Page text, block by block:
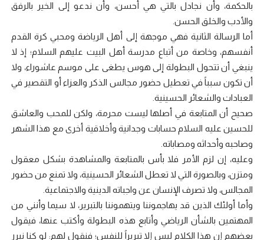
بالحكمة، وأن نجادل بالتي هي أحسن، وأن ندعو إلى الخير بالرفق
والأدب والخلق الحسن.
أما الرسالة الثانية فهي موجهة إلى أهل الرياضة ومحبي كرة القدم
أنفسهم، وخاصة من أتباع مدرسة أهل البيت عليهم السلام؛ إذ لا
ينبغي أن تتحول البطولة إلى هوس يطغى على موسم عاشوراء، ولا
أن تكون سبباً في تعطيل حضور مجالس الذكر والعزاء أو التقصير في
العبادات والشعائر الحسينية.
صحيح أن المتابعة في أصلها ليست محرمة، ولكن للمحب والعاشق
للحسين عليه السلام حسابات وجدانية وأخلاقية أخرى مع هذا الشهر
وصاحبه وأحداثه ومصاباته.
وعليه، إن لزم الأمر فلا بأس بالمتابعة والمشاهدة بشكل معقول
ومتزن، وبالصورة التي لا تعطل الشعائر الحسينية، ولا تمنع من حضور
المجالس، ولا تصرف الإنسان عن واجباته الدينية والاجتماعية.
وأما أولئك الذين قد يهاجموننا ويتهموننا بالتبرير، لا سيما وأنني من
المهتمين بالشأن الرياضي وأتابع هذه البطولة وأكتب عنها، فيقول
بعضهم إن هذا الكلام ليس إلا تبريراً للنفس؛ فنقول لهم: لو كنا نبرر